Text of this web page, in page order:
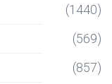
(1440)
(569)
(857)